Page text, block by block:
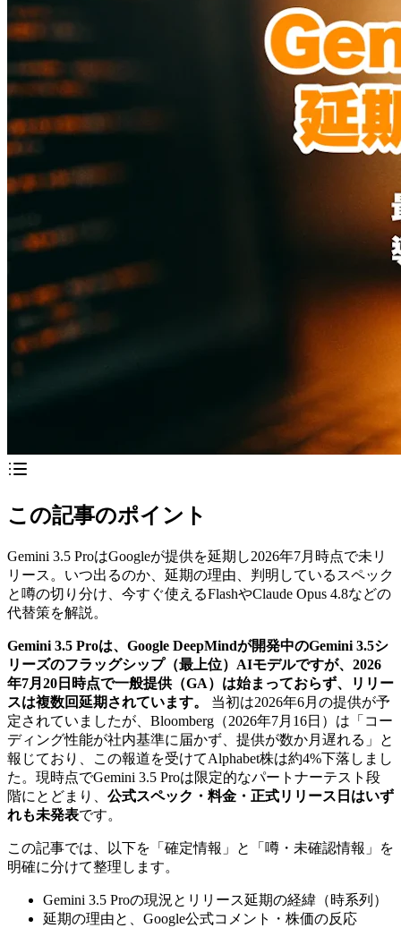
この記事のポイント
Gemini 3.5 ProはGoogleが提供を延期し2026年7月時点で未リ
リース。いつ出るのか、延期の理由、判明しているスペック
と噂の切り分け、今すぐ使えるFlashやClaude Opus 4.8などの
代替策を解説。
Gemini 3.5 Proは、Google DeepMindが開発中のGemini 3.5シ
リーズのフラッグシップ（最上位）AIモデルですが、2026
年7月20日時点で一般提供（GA）は始まっておらず、リリー
スは複数回延期されています。
当初は2026年6月の提供が予
定されていましたが、Bloomberg（2026年7月16日）は「コー
ディング性能が社内基準に届かず、提供が数か月遅れる」と
報じており、この報道を受けてAlphabet株は約4%下落しまし
た。現時点でGemini 3.5 Proは限定的なパートナーテスト段
階にとどまり、 公式スペック・料金・正式リリース日はいず
れも未発表です。
この記事では、以下を「確定情報」と「噂・未確認情報」を
明確に分けて整理します。
Gemini 3.5 Proの現況とリリース延期の経緯（時系列）
延期の理由と、Google公式コメント・株価の反応